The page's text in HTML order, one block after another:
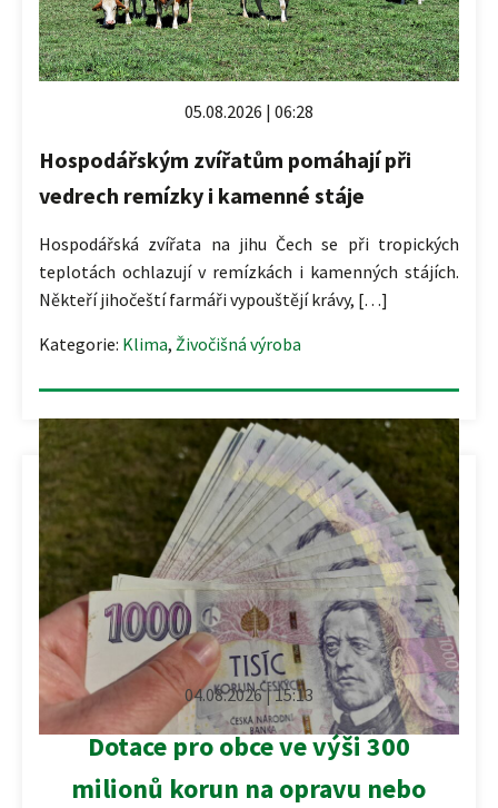
05.08.2026 | 06:28
Hospodářským zvířatům pomáhají při
vedrech remízky i kamenné stáje
Hospodářská zvířata na jihu Čech se při tropických
teplotách ochlazují v remízkách i kamenných stájích.
Někteří jihočeští farmáři vypouštějí krávy, […]
Kategorie: Klima, Živočišná výroba
04.08.2026 | 15:13
Dotace pro obce ve výši 300
milionů korun na opravu nebo